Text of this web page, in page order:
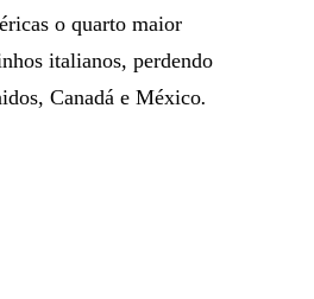
o quarto maior
italianos, perdendo
Canadá e México.